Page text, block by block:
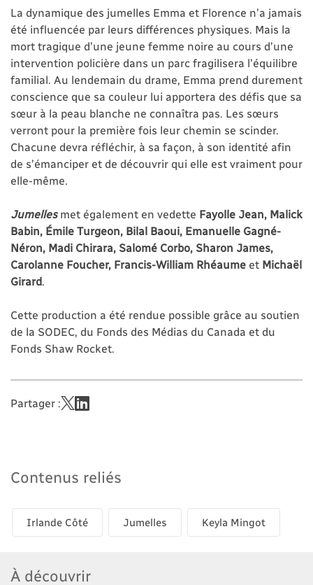
La dynamique des jumelles Emma et Florence n’a jamais
été influencée par leurs différences physiques. Mais la
mort tragique d’une jeune femme noire au cours d’une
intervention policière dans un parc fragilisera l’équilibre
familial. Au lendemain du drame, Emma prend durement
conscience que sa couleur lui apportera des défis que sa
sœur à la peau blanche ne connaîtra pas. Les sœurs
verront pour la première fois leur chemin se scinder.
Chacune devra réfléchir, à sa façon, à son identité afin
de s’émanciper et de découvrir qui elle est vraiment pour
elle-même.
Jumellesmet également en vedette Fayolle Jean, Malick
Babin, Émile Turgeon, Bilal Baoui, Emanuelle Gagné-
Néron, Madi Chirara, Salomé Corbo, Sharon James,
Carolanne Foucher, Francis-William Rhéaume et Michaël
Girard
Cette production a été rendue possible grâce au soutien
de la SODEC, du Fonds des Médias du Canada et du
Fonds Shaw Rocket.
Partager :
Contenus reliés
Irlande Côté Jumelles Keyla Mingot
À découvrir